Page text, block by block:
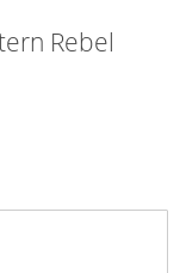
Rebel